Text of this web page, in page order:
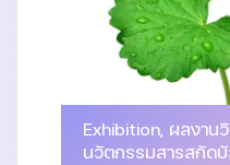
Exhibition, ผลงาน
นวัตกรรมสารสกัด